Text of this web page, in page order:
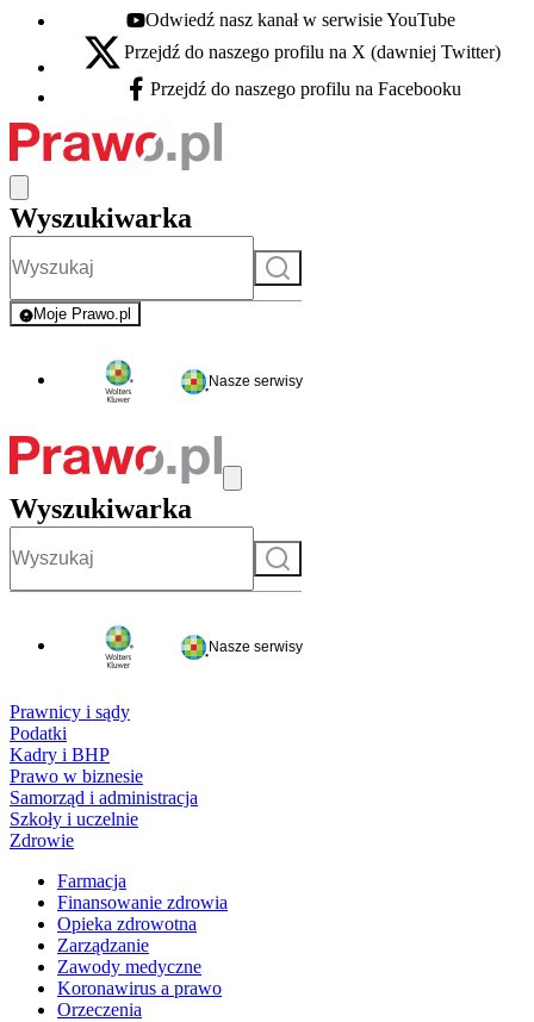
Youtube - otwiera się w nowej karcie
Odwiedź nasz kanał w serwisie YouTube
X - otwiera się w nowej karcie
Przejdź do naszego profilu na X (dawniej Twitter)
Facebook - otwiera się w nowej karcie
Przejdź do naszego profilu na Facebooku
Wyszukiwarka
Szukaj
Moje Prawo.pl
- rejestracja i logowanie do serwisu
Nasze serwisy
Wyszukiwarka
Szukaj
Nasze serwisy
Prawnicy i sądy
Podatki
Kadry i BHP
Prawo w biznesie
Samorząd i administracja
Szkoły i uczelnie
Zdrowie
Farmacja
Finansowanie zdrowia
Opieka zdrowotna
Zarządzanie
Zawody medyczne
Koronawirus a prawo
Orzeczenia